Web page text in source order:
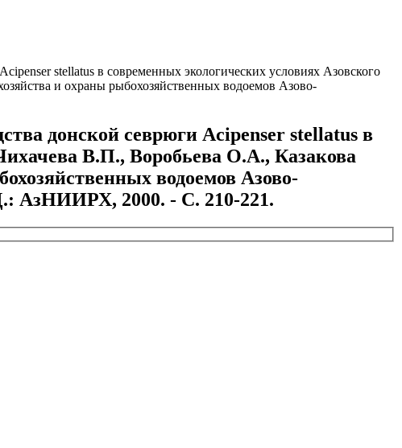
stellatus в современных экологических условиях Азовского
и охраны рыбохозяйственных водоемов Азово-
донской севрюги Acipenser stellatus в
В.П., Воробьева О.А., Казакова
водоемов Азово-
АзНИИРХ, 2000. - С. 210-221.